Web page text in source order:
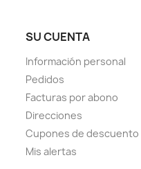
SU CUENTA
Información personal
Pedidos
Facturas por abono
Direcciones
Cupones de descuento
Mis alertas